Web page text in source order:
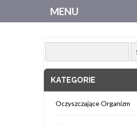
KATEGORIE
Oczyszczające Organizm